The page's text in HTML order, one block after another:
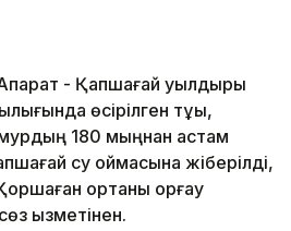
- Қапшағай уылдырық
өсірілген тұқы,
180 мыңнан астам
су қоймасына жіберілді,
ортаны қорғау
қызметінен.